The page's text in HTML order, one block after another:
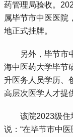
药管理局验收。
属毕节市中医医院
地正式挂牌。
另外，毕节市中
海中医药大学毕节
升医务人员学历、
高层次医学人才提
该院2023级住培
说：“在毕节市中